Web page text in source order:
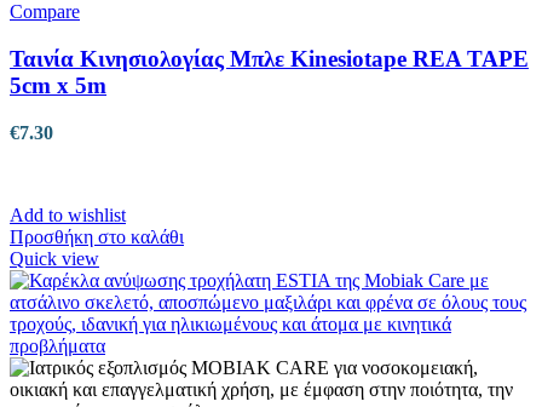
Compare
Ταινία Κινησιολογίας Μπλε Kinesiotape REA TAPE
5cm x 5m
€7.30
Add to wishlist
Προσθήκη στο καλάθι
Quick view